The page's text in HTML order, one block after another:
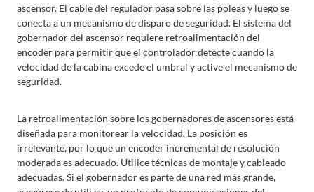
ascensor. El cable del regulador pasa sobre las poleas y luego se
conecta a un mecanismo de disparo de seguridad. El sistema del
gobernador del ascensor requiere retroalimentación del
encoder para permitir que el controlador detecte cuando la
velocidad de la cabina excede el umbral y active el mecanismo de
seguridad.
La retroalimentación sobre los gobernadores de ascensores está
diseñada para monitorear la velocidad. La posición es
irrelevante, por lo que un encoder incremental de resolución
moderada es adecuado. Utilice técnicas de montaje y cableado
adecuadas. Si el gobernador es parte de una red más grande,